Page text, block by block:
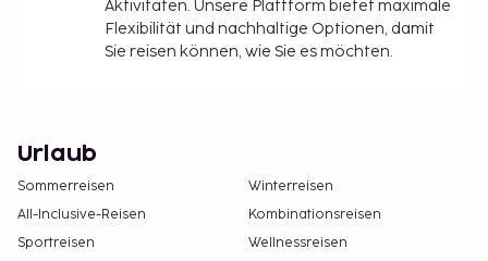
Aktivitäten. Unsere Plattform bietet maximale
Flexibilität und nachhaltige Optionen, damit
Sie reisen können, wie Sie es möchten.
Urlaub
Sommerreisen
Winterreisen
All-Inclusive-Reisen
Kombinationsreisen
Sportreisen
Wellnessreisen